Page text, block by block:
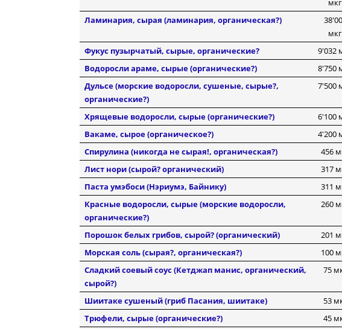
мкг
Ламинария, сырая (ламинария, органическая?)
мкг
Фукус пузырчатый, сырые, органические? 9'032
Водоросли араме, сырые (органические?)
8'750
Дульсе (морские водоросли, сушеные, сырые?,
органические?)
7'500
Хрящевые водоросли, сырые (органические?) 6'100
Вакаме, сырое (органическое?)
4'200
Спирулина (никогда не сырая!, органическая?)
456
Лист нори (сырой? органический)
317
Паста умэбоси (Нэриумэ, Байнику)
311
Красные водоросли, сырые (морские водоросли,
органические?)
260
Порошок белых грибов, сырой? (органический) 201
Морская соль (сырая?, органическая?)
100
Сладкий соевый соус (Кетджап манис, органический,
сырой?)
75
Шиитаке сушеный (гриб Пасания, шиитаке) 53
Трюфели, сырые (органические?)
45